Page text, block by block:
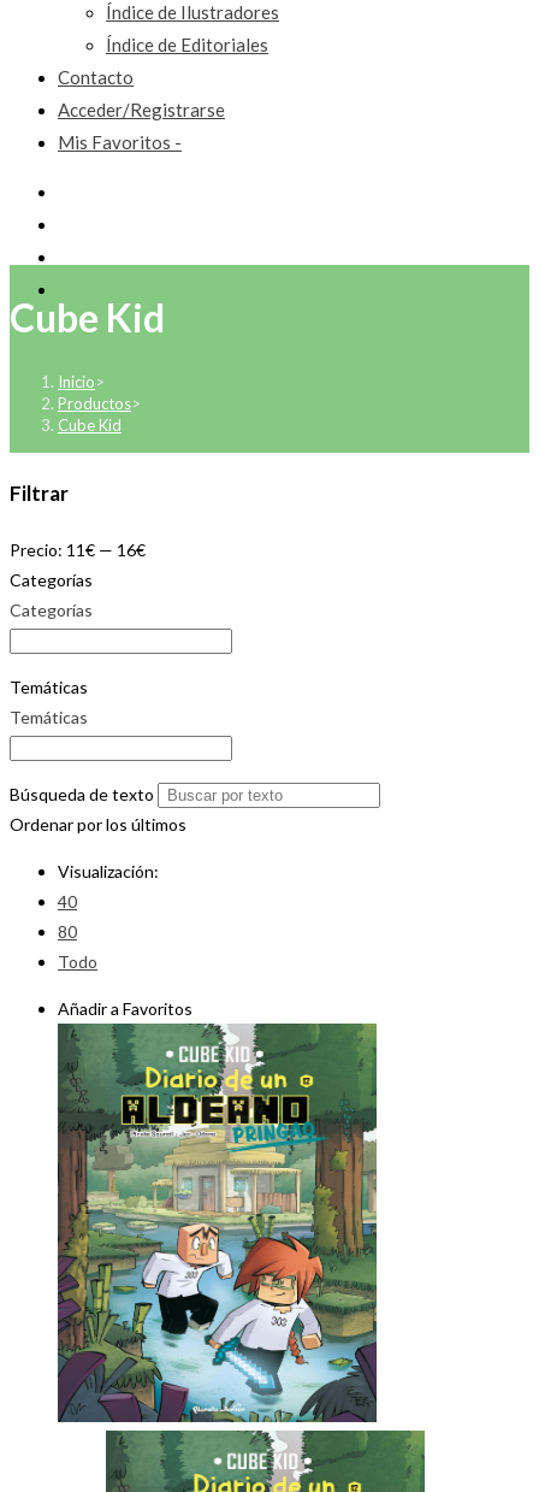
Índice de Ilustradores
Índice de Editoriales
Contacto
Acceder/Registrarse
Mis Favoritos -
Cube Kid
Inicio>
Productos>
Cube Kid
Filtrar
Precio: 11€ — 16€
Categorías
Categorías
Temáticas
Temáticas
Búsqueda de texto
Ordenar por los últimos
Visualización:
40
80
Todo
Añadir a Favoritos